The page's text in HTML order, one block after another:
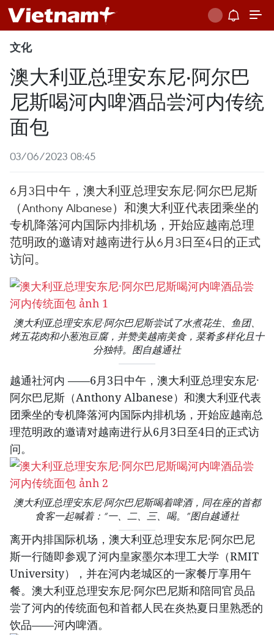
文化
澳大利亚总理安东尼·阿尔巴
尼斯喝河内啤酒品尝河内传统
面包
03/06/2023 08:45
6月3日中午，澳大利亚总理安东尼·阿尔巴尼斯
（Anthony Albanese）和澳大利亚代表团乘坐的
专机降落河内国际内排机场，开始应越南总理
范明政的邀请对越南进行从6月3日至4日的正式
访问。
澳大利亚总理安东尼·阿尔巴尼斯尝试了水煮花生、鱼团、
烤五花肉和小葱泡豆腐，并赞美越南美食，菜肴多样化且十
分独特。图自越通社
越通社河内 ——6月3日中午，澳大利亚总理安东尼·
阿尔巴尼斯（Anthony Albanese）和澳大利亚代表
团乘坐的专机降落河内国际内排机场，开始应越南总
理范明政的邀请对越南进行从6月3日至4日的正式访
问。
澳大利亚总理安东尼·阿尔巴尼斯喝着啤酒，同在座的首都
食客一起喊着：“一、二、三、喝。”图自越通社
离开内排国际机场，澳大利亚总理安东尼·阿尔巴尼
斯一行随即参观了河内皇家墨尔本理工大学（RMIT
University），并在河内老城区的一家餐厅享用午
餐。澳大利亚总理安东尼·阿尔巴尼斯和陪同官员品
尝了河内的传统面包和首都人民在炎热夏日里熟悉的
饮品——河内啤酒。